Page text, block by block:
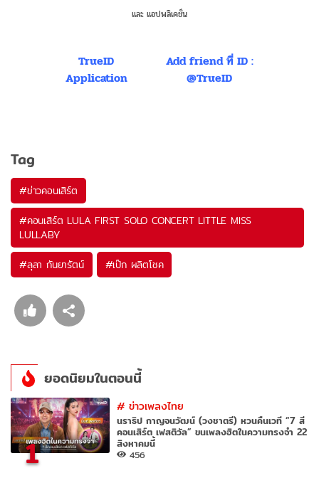
และ แอปพลิเคชั่น
TrueID
Application
Add friend ที่ ID :
@TrueID
Tag
#ข่าวคอนเสิร์ต
#คอนเสิร์ต LULA FIRST SOLO CONCERT LITTLE MISS
LULLABY
#ลุลา กันยารัตน์ #เป๊ก ผลิตโชค
ยอดนิยมในตอนนี้
1
#ข่าวเพลงไทย
นราธิป กาญจนวัฒน์ (วงชาตรี) หวนคืนเวที “7 สี
คอนเสิร์ต เฟสติวัล” ขนเพลงฮิตในความทรงจำ 22
สิงหาคมนี้
456